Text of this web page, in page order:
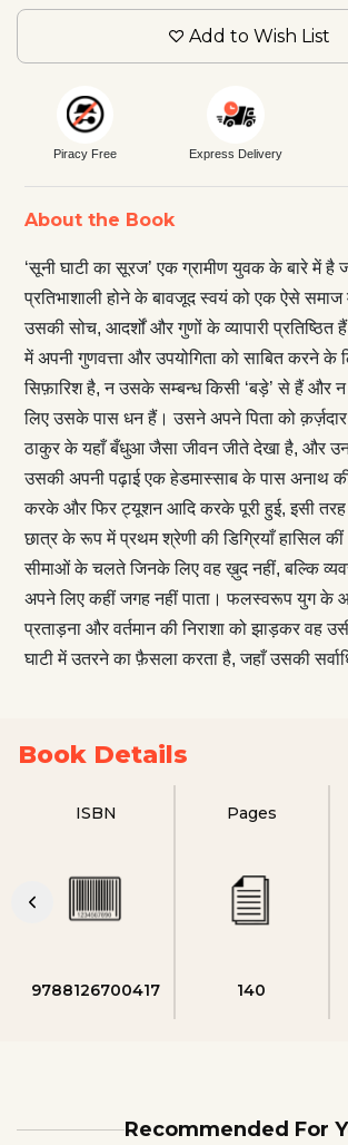
Add to Wish List
Piracy Free Express Delivery
About the Book
‘सूनी घाटी का सूरज’ एक ग्रामीण युवक के बारे में है
प्रतिभाशाली होने के बावजूद स्वयं को एक ऐसे समाज
उसकी सोच, आदर्शों और गुणों के व्यापारी
में अपनी गुणवत्ता और उपयोगिता को साबित करने के
सिफ़ारिश है, न उसके सम्बन्ध किसी ‘बड़े’ से हैं और न
लिए उसके पास धन हैं। उसने अपने पिता को क़र्ज़दार
ठाकुर के यहाँ बँधुआ जैसा जीवन जीते देखा है, और
उसकी अपनी पढ़ाई एक हेडमास्साब के पास अनाथ
करके और फिर ट्यूशन आदि करके पूरी हुई, इसी तरह
छात्र के रूप में प्रथम श्रेणी की डिग्रियाँ हासिल
सीमाओं के चलते जिनके लिए वह ख़ुद नहीं, बल्कि
अपने लिए कहीं जगह नहीं पाता। फलस्वरूप युग के
प्रताड़ना और वर्तमान की निराशा को झाड़कर वह
घाटी में उतरने का फ़ैसला करता है, जहाँ उसकी
Book Details
ISBN
9788126700417
Pages
140
Recommended For